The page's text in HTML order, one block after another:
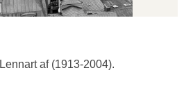
af (1913-2004).